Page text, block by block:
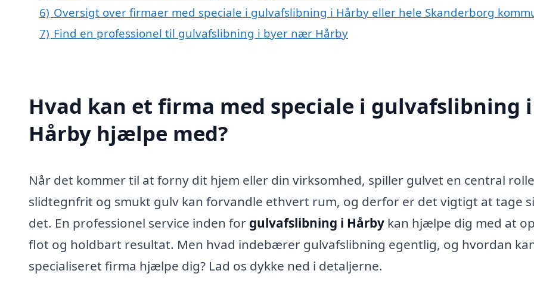
6) Oversigt over firmaer med speciale i gulvafslibning i Hårby eller hele Skanderborg
7) Find en professionel til gulvafslibning i byer nær Hårby
Hvad kan et firma med speciale i gulvafslibning i
Hårby hjælpe med?
Når det kommer til at forny dit hjem eller din virksomhed, spiller gulvet en central
slidtegnfrit og smukt gulv kan forvandle ethvert rum, og derfor er det vigtigt at tage
det. En professionel service inden for gulvafslibning i Hårby kan hjælpe dig med at
flot og holdbart resultat. Men hvad indebærer gulvafslibning egentlig, og hvordan
specialiseret firma hjælpe dig? Lad os dykke ned i detaljerne.